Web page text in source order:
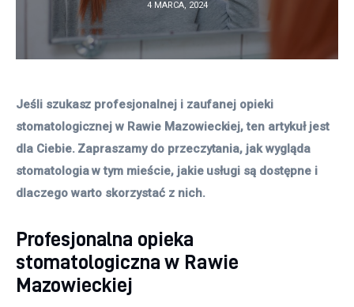
Zdrowie
Więcej
4 MARCA, 2024
Jeśli szukasz profesjonalnej i zaufanej opieki
stomatologicznej w Rawie Mazowieckiej, ten artykuł jest
dla Ciebie. Zapraszamy do przeczytania, jak wygląda
stomatologia w tym mieście, jakie usługi są dostępne i
dlaczego warto skorzystać z nich.
Profesjonalna opieka
stomatologiczna w Rawie
Mazowieckiej